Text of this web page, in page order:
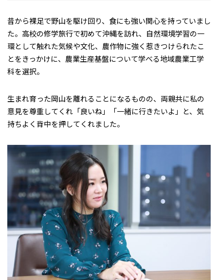
昔から裸足で野山を駆け回り、食にも強い関心を持っていまし
た。高校の修学旅行で初めて沖縄を訪れ、自然環境学習の一
環として触れた気候や文化、農作物に強く惹きつけられたこ
とをきっかけに、農業生産基盤について学べる地域農業工学
科を選択。
生まれ育った岡山を離れることになるものの、両親共に私の
意見を尊重してくれ「良いね」「一緒に行きたいよ」と、気
持ちよく背中を押してくれました。